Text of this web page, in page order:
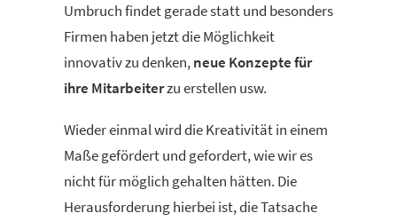
Umbruch findet gerade statt und besonders
Firmen haben jetzt die Möglichkeit
innovativ zu denken,neue Konzepte für
ihre Mitarbeiterzu erstellen usw.
Wieder einmal wird die Kreativität in einem
Maße gefördert und gefordert, wie wir es
nicht für möglich gehalten hätten. Die
Herausforderung hierbei ist, die Tatsache